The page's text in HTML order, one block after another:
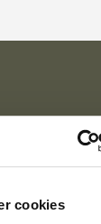
cookies